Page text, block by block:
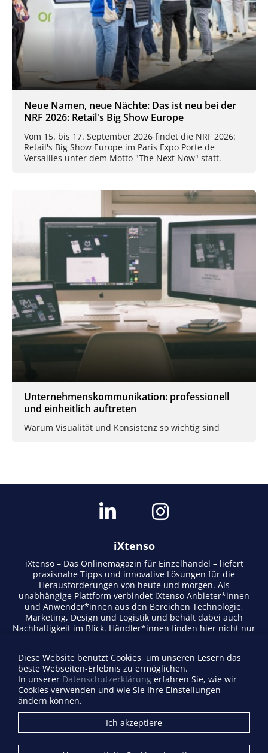
Neue Namen, neue Nächte: Das ist neu bei der
NRF 2026: Retail's Big Show Europe
Vom 15. bis 17. September 2026 findet die NRF 2026:
Retail's Big Show Europe im Paris Expo Porte de
Versailles unter dem Motto "The Next Now" statt.
Unternehmenskommunikation: professionell
und einheitlich auftreten
Warum Visualität und Konsistenz so wichtig sind
iXtenso
iXtenso – Das Onlinemagazin für Einzelhandel – liefert
praxisnahe Tipps und innovative Lösungen für die
Herausforderungen von heute und morgen. Als
unabhängige Plattform verbindet iXtenso Anbieter*innen
und Anwender*innen aus den Bereichen Technologie,
Marketing, Design und Logistik und behält dabei auch
Nachhaltigkeit im Blick. Händler*innen finden hier nicht nur
lebendigen Schreibstil und relevantem Content fördert das
Magazin den Austausch innerhalb der Retail-Community.
Ob digitale Trends oder praktische Alltagstipps – iXtenso
macht Wissen für den Handel zugänglich.
Firma eintragen
Mediadaten
Diese Website benutzt Cookies, um unseren Lesern das
beste Webseiten-Erlebnis zu ermöglichen.
In unserer Datenschutzerklärung erfahren Sie, wie wir
Cookies verwenden und wie Sie Ihre Einstellungen
ändern können.
Ich akzeptiere